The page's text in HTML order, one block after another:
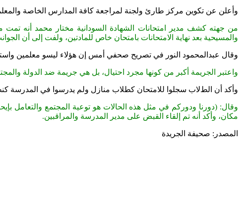
وأعلن عن تكوين مركز طارئ ولجنة لمراجعة كافة المدارس الخاصة
من جهته كشف مدير امتحانات الشهادة السودانية مختار محمد أنه تمت
والمسيحية بعد نهاية الامتحانات بامتحان خاص للمادتين، ولفت إلى أن
وقال عبدالمحمود النور في تصريح صحفي أمس إن هؤﻻء ليسو معلمين
واعتبر الجريمة أكبر من كونها مجرد احتيال، بل هي جريمة ضد الدولة
وأكد أن الطﻻب سجلوا للامتحان كطلاب منازل ولم يدرسوا في المدرسة
وقال: (دورنا ودوركم في مثل هذه الحالات هو توعية المجتمع والتعامل
مكان، وأكد أنه تم إلقاء القبض على مدير المدرسة والمراقبين.
المصدر: صحيفة الجريدة